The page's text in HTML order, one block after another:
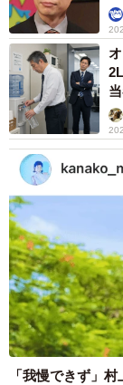
しかし、介護者
に組み込まれる
介護保険制度の
あります。
「自分が楽をす
護を長く続ける
らう時間を作る
「我慢できず」